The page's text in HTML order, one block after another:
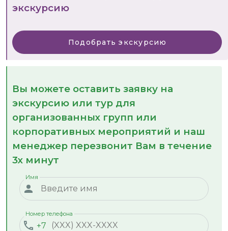
экскурсию
Подобрать экскурсию
Вы можете оставить заявку на
экскурсию или тур для
организованных групп или
корпоративных мероприятий и наш
менеджер перезвонит Вам в течение
3х минут
Имя
+7
Номер телефона